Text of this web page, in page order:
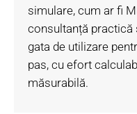
simulare, cum ar fi
consultanță practică
gata de utilizare
pas, cu efort
măsurabilă.